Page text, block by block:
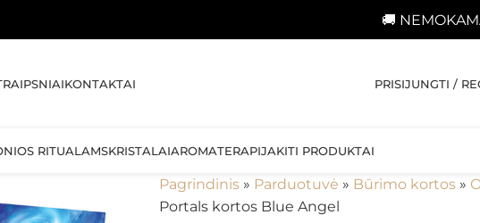
🚚 NEMOKAMAS
KONTAKTAI PRISIJUNGTI /
RITUALAMSKRISTALAIAROMATERAPIJAKITI PRODUKTAI
Pagrindinis» Parduotuvė » Būrimo kortos»
Portals kortos Blue Angel